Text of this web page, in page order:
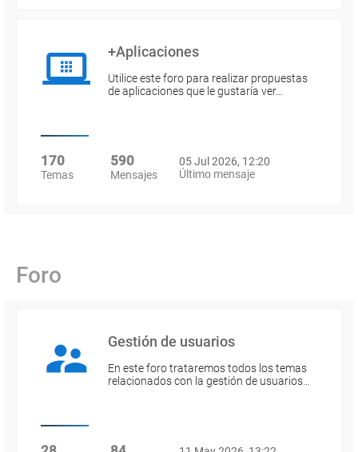
+Aplicaciones
Utilice este foro para realizar propuestas
de aplicaciones que le gustaría ver…
170
Temas
590
Mensajes
05 Jul 2026, 12:20
Último mensaje
Foro
Gestión de usuarios
En este foro trataremos todos los temas
relacionados con la gestión de usuarios…